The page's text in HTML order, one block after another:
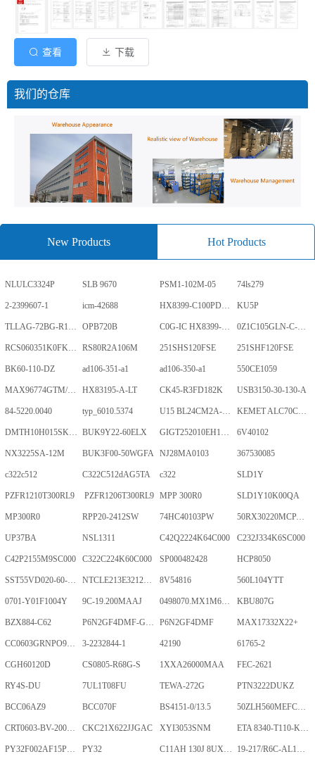
查看 下载
我们的仓库
New Products Hot Products
NLULC3324P SLB 9670 PSM1-102M-05 74ls279
2-2399607-1 icm-42688 HX8399-C100PD1700-GP KU5P
TLLAG-72BG-R1KH1-V-A OPB720B C0G-IC HX8399-C100PD1700-GP 0Z1C105GLN-C-0-TR
RCS060351K0FKEA RS80R2A106M 251SHS120FSE 251SHF120FSE
BK60-110-DZ ad106-351-a1 ad106-350-a1 550CE1059
MAX96774GTM/V+ HX83195-A-LT CK45-R3FD182K USB3150-30-130-A
84-5220.0040 typ_6010.5374 U15 BL24CM2A-PARC KEMET ALC70C152EN450
DMTH10H015SK3Q BUK9Y22-60ELX GIGT252010EH1R0MNE 6V40102
NX3225SA-12M BUK3F00-50WGFA NJ28MA0103 367530085
c322c512 C322C512dAG5TA c322 SLD1Y
PZFR1210T300RL9 PZFR1206T300RL9 MPP 300R0 SLD1Y10K00QA
MP300R0 RPP20-2412SW 74HC40103PW 50RX30220MCPA10X20
UP37BA NSL1311 C42Q2224K64C000 C232J334K6SC000
C42P2155M9SC000 C322C224K60C000 SP000482428 HCP8050
SST55VD020-60-C-TQWE NTCLE213E3212FMT 8V54816 560L104YTT
0701-Y01F1004Y 9C-19.200MAAJ 0498070.MX1M6-CN KBU807G
BZX884-C62 P6N2GF4DMF-GKT-2Gb P6N2GF4DMF MAX17332X22+
CC0603GRNPO9BN400 3-2232844-1 42190 61765-2
CGH60120D CS0805-R68G-S 1XXA26000MAA FEC-2621
RY4S-DU 7UL1T08FU TEWA-272G PTN3222DUKZ
BCC06AZ9 BCC070F BS4151-0/13.5 50ZLH560MEFCRI12.5X25
CRT0603-BV-2001ELF CKC21X622JJGAC XYI3053SNM ETA 8340-T110-K1F1-ALH0-25A
PY32F002AF15P6TU PY32 C11AH 130J 8UXLT 19-217/R6C-AL1M2VY/3T